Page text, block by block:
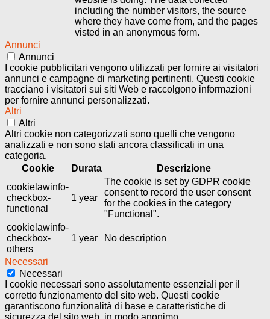
including the number visitors, the source
where they have come from, and the pages
visted in an anonymous form.
Annunci
Annunci
I cookie pubblicitari vengono utilizzati per fornire ai visitatori
annunci e campagne di marketing pertinenti. Questi cookie
tracciano i visitatori sui siti Web e raccolgono informazioni
per fornire annunci personalizzati.
Altri
Altri
Altri cookie non categorizzati sono quelli che vengono
analizzati e non sono stati ancora classificati in una
categoria.
Cookie
Durata
Descrizione
cookielawinfo-
checkbox-
functional
1 year
The cookie is set by GDPR cookie
consent to record the user consent
for the cookies in the category
"Functional".
cookielawinfo-
checkbox-
others
1 year No description
Necessari
Necessari
I cookie necessari sono assolutamente essenziali per il
corretto funzionamento del sito web. Questi cookie
garantiscono funzionalità di base e caratteristiche di
sicurezza del sito web, in modo anonimo.